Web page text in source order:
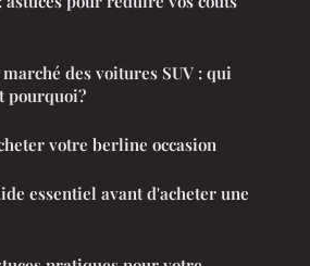
des voitures SUV : qui
pourquoi?
votre berline occasion
essentiel avant d'acheter une